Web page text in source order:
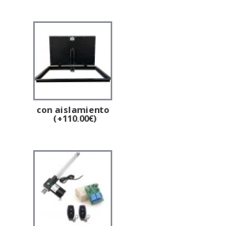
con aislamiento
(+110.00€)